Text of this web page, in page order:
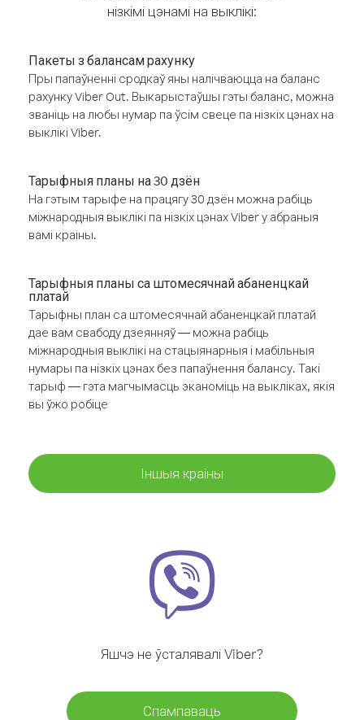
нізкімі цэнамі на выклікі:
Пакеты з балансам рахунку
Пры папаўненні сродкаў яны налічваюцца на баланс
рахунку Viber Out. Выкарыстаўшы гэты баланс, можна
званіць на любы нумар па ўсім свеце па нізкіх цэнах на
выклікі Viber.
Тарыфныя планы на 30 дзён
На гэтым тарыфе на працягу 30 дзён можна рабіць
міжнародныя выклікі па нізкіх цэнах Viber у абраныя
вамі краіны.
Тарыфныя планы са штомесячнай абаненцкай
платай
Тарыфны план са штомесячнай абаненцкай платай
дае вам свабоду дзеянняў — можна рабіць
міжнародныя выклікі на стацыянарныя і мабільныя
нумары па нізкіх цэнах без папаўнення балансу. Такі
тарыф — гэта магчымасць эканоміць на выкліках, якія
вы ўжо робіце
Іншыя краіны
Яшчэ не ўсталявалі Viber?
Спампаваць